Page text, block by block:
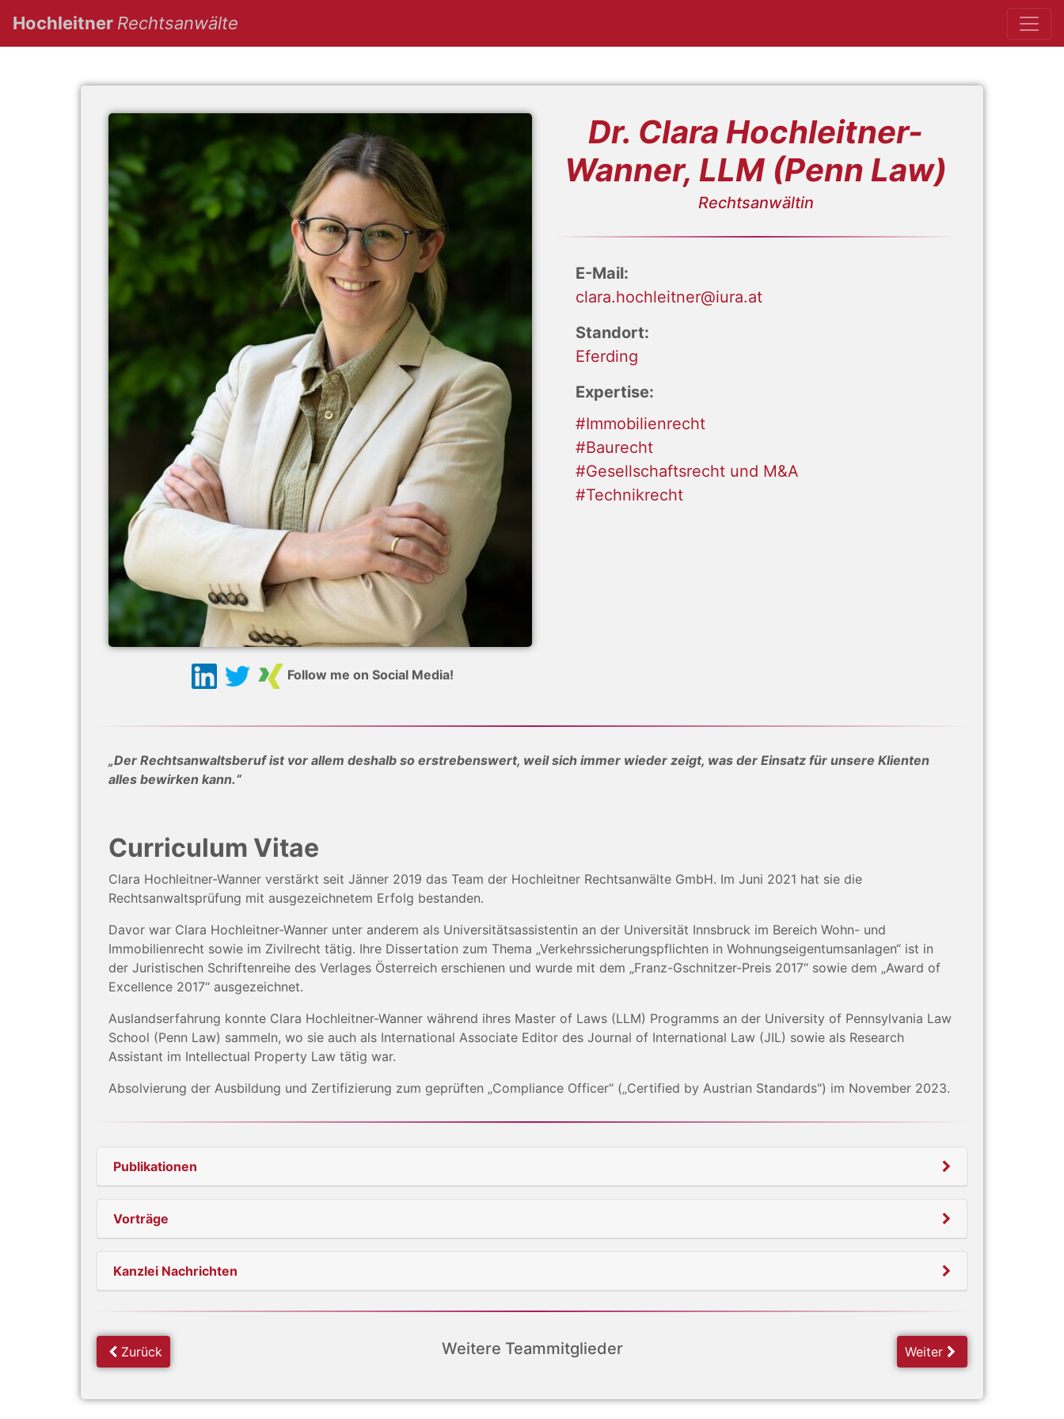
Hochleitner Rechtsanwälte
Follow me on Social Media!
Dr. Clara Hochleitner-
Wanner, LLM (Penn Law)
Rechtsanwältin
E-Mail:
clara.hochleitner@iura.at
Standort:
Eferding
Expertise:
#Immobilienrecht
#Baurecht
#Gesellschaftsrecht und M&A
#Technikrecht
„Der Rechtsanwaltsberuf ist vor allem deshalb so erstrebenswert, weil sich immer wieder zeigt, was der Einsatz für unsere Klienten
alles bewirken kann.“
Curriculum Vitae
Clara Hochleitner-Wanner verstärkt seit Jänner 2019 das Team der Hochleitner Rechtsanwälte GmbH. Im Juni 2021 hat sie die
Rechtsanwaltsprüfung mit ausgezeichnetem Erfolg bestanden.
Davor war Clara Hochleitner-Wanner unter anderem als Universitätsassistentin an der Universität Innsbruck im Bereich Wohn- und
Immobilienrecht sowie im Zivilrecht tätig. Ihre Dissertation zum Thema „Verkehrssicherungspflichten in Wohnungseigentumsanlagen“ ist in
der Juristischen Schriftenreihe des Verlages Österreich erschienen und wurde mit dem „Franz-Gschnitzer-Preis 2017“ sowie dem „Award of
Excellence 2017“ ausgezeichnet.
Auslandserfahrung konnte Clara Hochleitner-Wanner während ihres Master of Laws (LLM) Programms an der University of Pennsylvania Law
School (Penn Law) sammeln, wo sie auch als International Associate Editor des Journal of International Law (JIL) sowie als Research
Assistant im Intellectual Property Law tätig war.
Absolvierung der Ausbildung und Zertifizierung zum geprüften „Compliance Officer“ („Certified by Austrian Standards") im November 2023.
Publikationen
Vorträge
Kanzlei Nachrichten
Zurück Weitere Teammitglieder Weiter